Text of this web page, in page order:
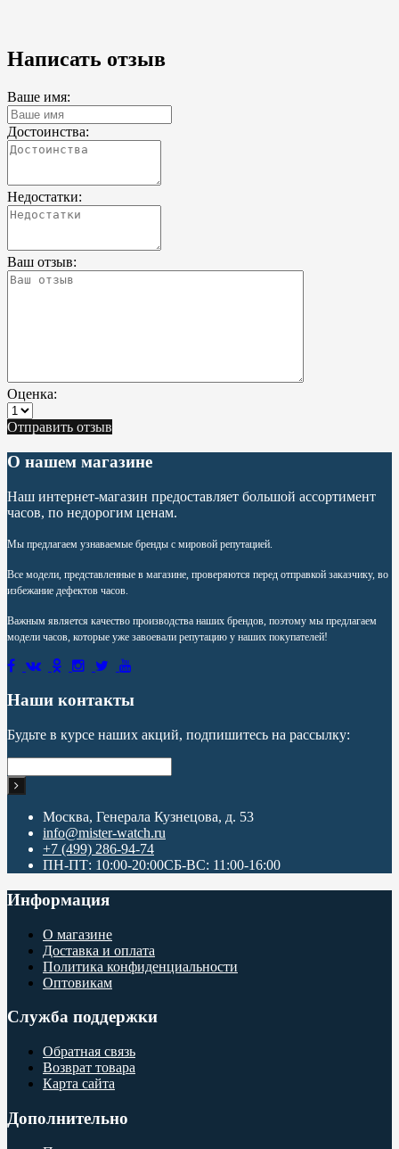
Написать отзыв
Ваше имя:
Достоинства:
Недостатки:
Ваш отзыв:
Оценка:
Отправить отзыв
О нашем магазине
Наш интернет-магазин предоставляет большой ассортимент
часов, по недорогим ценам.
Мы предлагаем узнаваемые бренды с мировой репутацией.
Все модели, представленные в магазине, проверяются перед отправкой заказчику, во
избежание дефектов часов.
Важным является качество производства наших брендов, поэтому мы предлагаем
модели часов, которые уже завоевали репутацию у наших покупателей!
Наши контакты
Будьте в курсе наших акций, подпишитесь на рассылку:
Москва, Генерала Кузнецова, д. 53
info@mister-watch.ru
+7 (499) 286-94-74
ПН-ПТ: 10:00-20:00СБ-ВС: 11:00-16:00
Информация
О магазине
Доставка и оплата
Политика конфиденциальности
Оптовикам
Служба поддержки
Обратная связь
Возврат товара
Карта сайта
Дополнительно